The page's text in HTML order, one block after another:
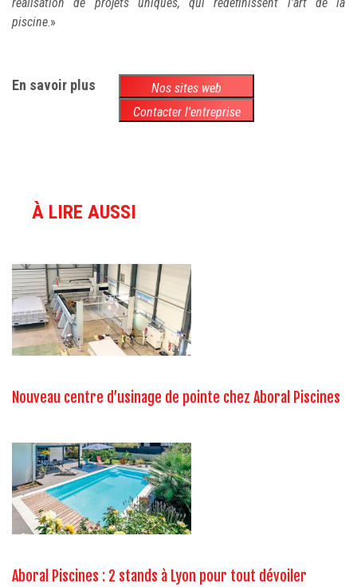
piscine .»
En savoir plus
Nos sites web
Contacter l'entreprise
À LIRE AUSSI
Nouveau centre d’usinage de pointe chez Aboral Piscines
Aboral Piscines : 2 stands à Lyon pour tout dévoiler